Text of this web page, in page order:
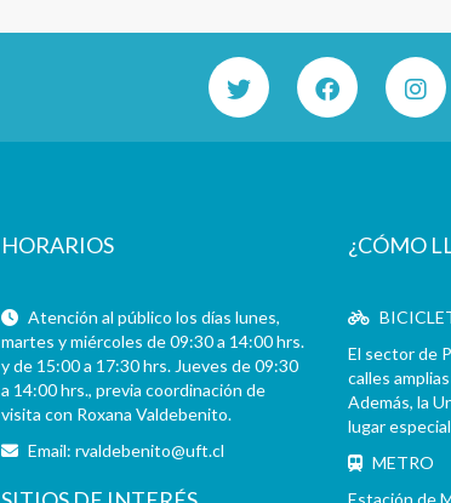
HORARIOS
Atención al público los días lunes,
martes y miércoles de 09:30 a 14:00 hrs.
y de 15:00 a 17:30 hrs. Jueves de 09:30
a 14:00 hrs., previa coordinación de
visita con Roxana Valdebenito.
Email:rvaldebenito@uft.cl
¿CÓMO
El sector de
calles
Además, la
lugar
METRO
Estación de